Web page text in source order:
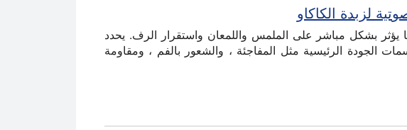
لزبدة الكاكاو
يؤثر بشكل مباشر على الملمس واللمعان واستقرار الرف. يحدد
الجودة الرئيسية مثل المفاجئة ، والشعور بالفم ، ومقاومة